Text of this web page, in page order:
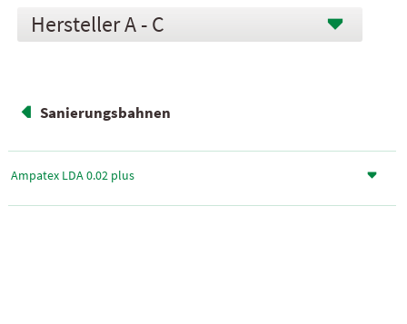
A - C
Sanierungsbahnen
Ampatex LDA 0.02 plus